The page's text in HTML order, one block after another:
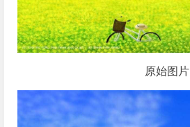
原始图片